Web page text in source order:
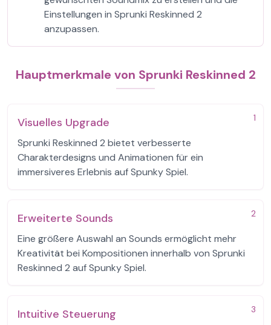
Einstellungen in Sprunki Reskinned 2
anzupassen.
Hauptmerkmale von Sprunki Reskinned 2
1
Visuelles Upgrade
Sprunki Reskinned 2 bietet verbesserte
Charakterdesigns und Animationen für ein
immersiveres Erlebnis auf Spunky Spiel.
2
Erweiterte Sounds
Eine größere Auswahl an Sounds ermöglicht mehr
Kreativität bei Kompositionen innerhalb von Sprunki
Reskinned 2 auf Spunky Spiel.
3
Intuitive Steuerung